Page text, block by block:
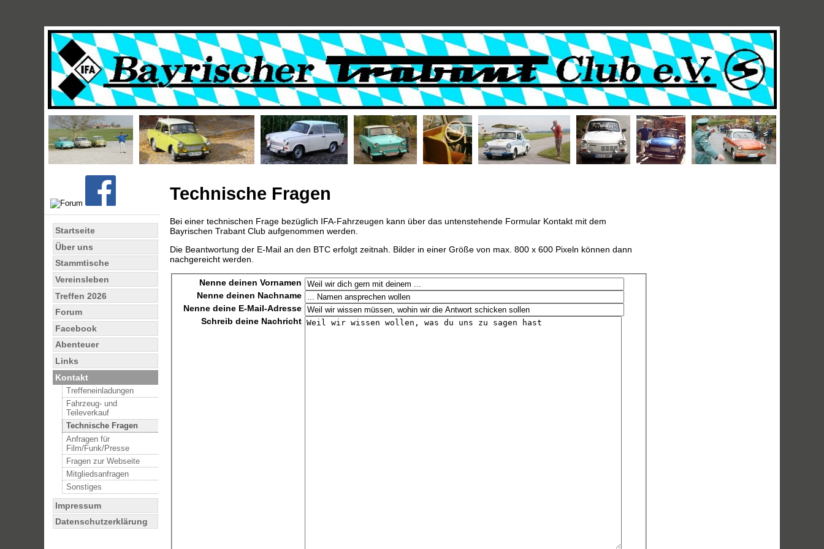
Startseite
Über uns
Stammtische
Vereinsleben
Treffen 2026
Forum
Facebook
Abenteuer
Links
Kontakt
Treffeneinladungen
Fahrzeug- und
Teileverkauf
Technische Fragen
Anfragen für
Film/Funk/Presse
Fragen zur Webseite
Mitgliedsanfragen
Sonstiges
Impressum
Datenschutzerklärung
Technische Fragen
Bei einer technischen Frage bezüglich IFA-Fahrzeugen kann über das untenstehende Formular Kontakt mit dem
Bayrischen Trabant Club aufgenommen werden.
Die Beantwortung der E-Mail an den BTC erfolgt zeitnah. Bilder in einer Größe von max. 800 x 600 Pixeln können dann
nachgereicht werden.
Nenne deinen Vornamen
Nenne deinen Nachname
Nenne deine E-Mail-Adresse
Schreib deine Nachricht